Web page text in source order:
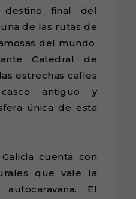
final del
de las rutas de
del mundo.
Catedral de
estrechas calles
antiguo y
única de esta
Galicia cuenta con
que vale la
El